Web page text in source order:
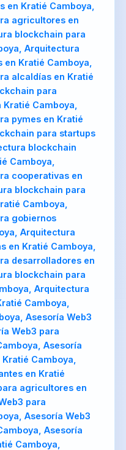
en Kratié Camboya,
agricultores en
blockchain para
Arquitectura
Kratié Camboya,
alcaldías en Kratié
para
Camboya,
pymes en Kratié
para startups
blockchain
Camboya,
cooperativas en
blockchain para
Camboya,
gobiernos
Arquitectura
en Kratié Camboya,
desarrolladores en
blockchain para
Arquitectura
Camboya,
Asesoría Web3
Web3 para
Asesoría
Camboya,
en Kratié
agricultores en
para
Asesoría Web3
Asesoría
Camboya,